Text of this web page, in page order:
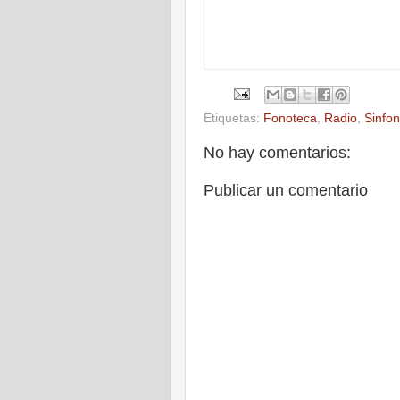
Etiquetas: Fonoteca, Radio,
No hay comentarios:
Publicar un comentario